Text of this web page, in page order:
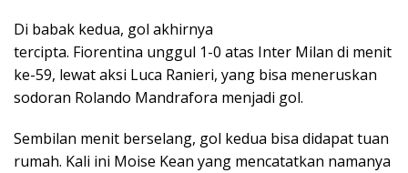
Di babak kedua, gol akhirnya
tercipta. Fiorentina unggul 1-0 atas Inter Milan di menit
ke-59, lewat aksi Luca Ranieri, yang bisa meneruskan
sodoran Rolando Mandrafora menjadi gol.
Sembilan menit berselang, gol kedua bisa didapat tuan
rumah. Kali ini Moise Kean yang mencatatkan namanya